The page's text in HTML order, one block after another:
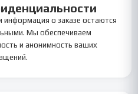
о заказе остаются
Мы обеспечиваем
и анонимность ваших